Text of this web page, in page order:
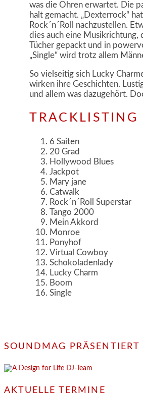
was die Ohren erwartet. Die
halt gemacht. „Dexterrock“
Rock´n´Roll nachzustellen.
dies auch eine Musikrichtung,
Tücher gepackt und in
„Single“ wird trotz allem
So vielseitig sich Lucky
wirken ihre Geschichten.
und allem was dazugehört.
TRACKLISTING
6 Saiten
20 Grad
Hollywood Blues
Jackpot
Mary jane
Catwalk
Rock´n´Roll Superstar
Tango 2000
Mein Akkord
Monroe
Ponyhof
Virtual Cowboy
Schokoladenlady
Lucky Charm
Boom
Single
SOUNDMAG PRÄSENTIERT
AKTUELLE TERMINE